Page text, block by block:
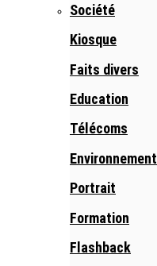
Société
Kiosque
Faits divers
Education
Télécoms
Environnement
Portrait
Formation
Flashback